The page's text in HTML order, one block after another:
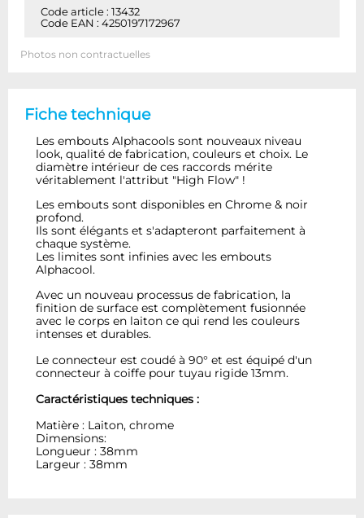
Code article : 13432
Code EAN : 4250197172967
Photos non contractuelles
Fiche technique
Les embouts Alphacools sont nouveaux niveau
look, qualité de fabrication, couleurs et choix. Le
diamètre intérieur de ces raccords mérite
véritablement l'attribut "High Flow" !
Les embouts sont disponibles en Chrome & noir
profond.
Ils sont élégants et s'adapteront parfaitement à
chaque système.
Les limites sont infinies avec les embouts
Alphacool.
Avec un nouveau processus de fabrication, la
finition de surface est complètement fusionnée
avec le corps en laiton ce qui rend les couleurs
intenses et durables.
Le connecteur est coudé à 90° et est équipé d'un
connecteur à coiffe pour tuyau rigide 13mm.
Caractéristiques techniques :
Matière : Laiton, chrome
Dimensions:
Longueur : 38mm
Largeur : 38mm